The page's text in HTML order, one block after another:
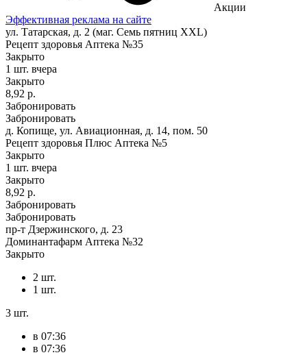
Акции
Эффективная реклама на сайте
ул. Татарская, д. 2 (маг. Семь пятниц XXL)
Рецепт здоровья Аптека №35
Закрыто
1 шт. вчера
Закрыто
8,92 р.
Забронировать
Забронировать
д. Копище, ул. Авиационная, д. 14, пом. 50
Рецепт здоровья Плюс Аптека №5
Закрыто
1 шт. вчера
Закрыто
8,92 р.
Забронировать
Забронировать
пр-т Дзержинского, д. 23
Доминантафарм Аптека №32
Закрыто
2 шт.
1 шт.
3 шт.
в 07:36
в 07:36